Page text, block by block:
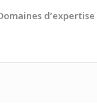
d’expertise